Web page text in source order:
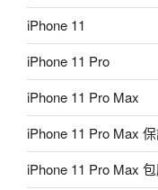
iPhone 11
iPhone 11 Pro
iPhone 11 Pro Max
iPhone 11 Pro Max
iPhone 11 Pro Max